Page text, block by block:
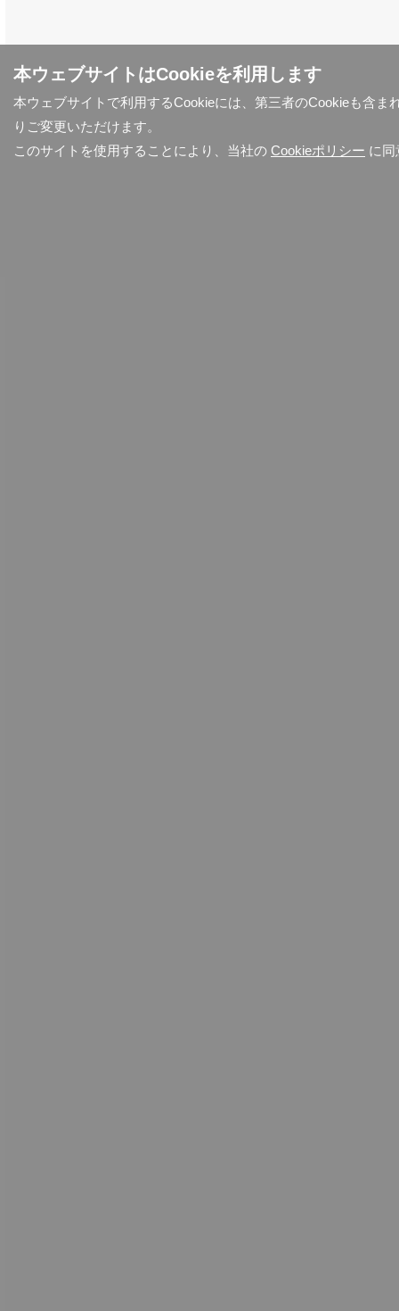
本ウェブサイトはCookieを利用します
本ウェブサイトで利用するCookieには、第三者のCookieも含
りご変更いただけます。
このサイトを使用することにより、当社の Cookieポリシー に